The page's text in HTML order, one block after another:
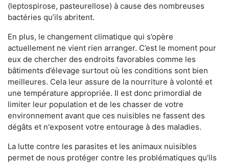
(leptospirose, pasteurellose) à cause des nombreuses
bactéries qu’ils abritent.
En plus, le changement climatique qui s’opère
actuellement ne vient rien arranger. C’est le moment pour
eux de chercher des endroits favorables comme les
bâtiments d’élevage surtout où les conditions sont bien
meilleures. Cela leur assure de la nourriture à volonté et
une température appropriée. Il est donc primordial de
limiter leur population et de les chasser de votre
environnement avant que ces nuisibles ne fassent des
dégâts et n'exposent votre entourage à des maladies.
La lutte contre les parasites et les animaux nuisibles
permet de nous protéger contre les problématiques qu'ils